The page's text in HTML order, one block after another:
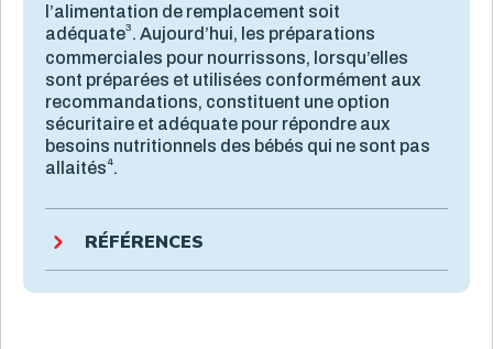
l’alimentation de remplacement soit
adéquate3 . Aujourd’hui, les préparations
commerciales pour nourrissons, lorsqu’elles
sont préparées et utilisées conformément aux
recommandations, constituent une option
sécuritaire et adéquate pour répondre aux
besoins nutritionnels des bébés qui ne sont pas
allaités 4.
RÉFÉRENCES